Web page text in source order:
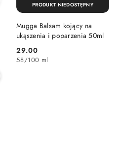
Mugga Balsam kojący na
ukąszenia i poparzenia 50ml
Cena:
29.00
58/100 ml
PRODUKT NIEDOSTĘPNY